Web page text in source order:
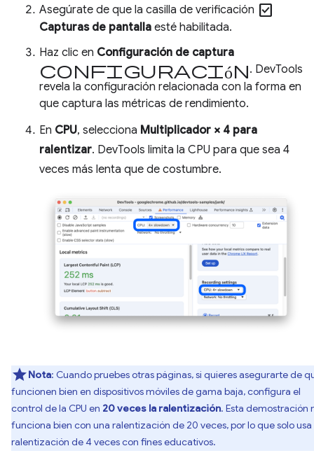
Asegúrate de que la casilla de verificación check_box
Capturas de pantalla esté habilitada.
Haz clic en Configuración de captura
Configuración. DevTools
revela la configuración relacionada con la forma en
que captura las métricas de rendimiento.
En CPU, selecciona Multiplicador × 4 para
ralentizar. DevTools limita la CPU para que sea 4
veces más lenta que de costumbre.
Nota: Cuando pruebes otras páginas, si quieres asegurarte de
funcionen bien en dispositivos móviles de gama baja, configura el
control de la CPU en 20 veces la ralentización. Esta demostración
funciona bien con una ralentización de 20 veces, por lo que solo usa
ralentización de 4 veces con fines educativos.